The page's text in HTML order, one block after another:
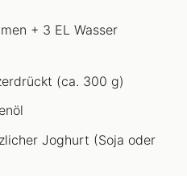
+ 3 EL Wasser
(ca. 300 g)
Joghurt (Soja oder